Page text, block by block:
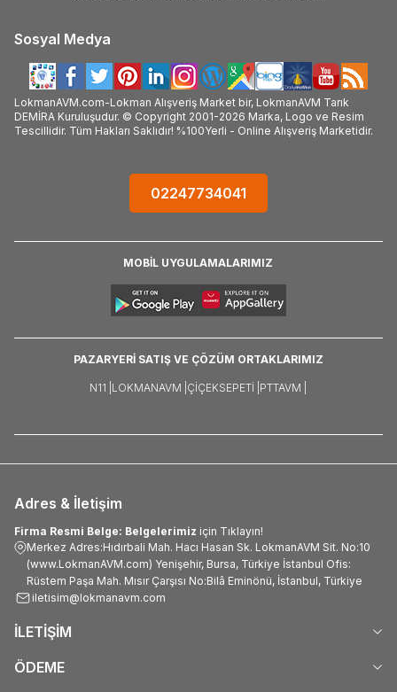
Sosyal Medya
LokmanAVM.com-Lokman Alışveriş Market bir, LokmanAVM Tarık
DEMİRA Kuruluşudur. © Copyright 2001-2026 Marka, Logo ve Resim
Tescillidir. Tüm Hakları Saklıdır! %100Yerli - Online Alışveriş Marketidir.
02247734041
MOBİL UYGULAMALARIMIZ
PAZARYERİ SATIŞ VE ÇÖZÜM ORTAKLARIMIZ
N11 | LOKMANAVM | ÇIÇEKSEPETI | PTTAVM |
Adres & İletişim
Firma Resmi Belge: Belgelerimiz için Tıklayın!
Merkez Adres:Hıdırbali Mah. Hacı Hasan Sk. LokmanAVM Sit. No:10
(www.LokmanAVM.com) Yenişehir, Bursa, Türkiye İstanbul Ofis:
Rüstem Paşa Mah. Mısır Çarşısı No:Bilâ Eminönü, İstanbul, Türkiye
iletisim@lokmanavm.com
İLETİŞİM
ÖDEME